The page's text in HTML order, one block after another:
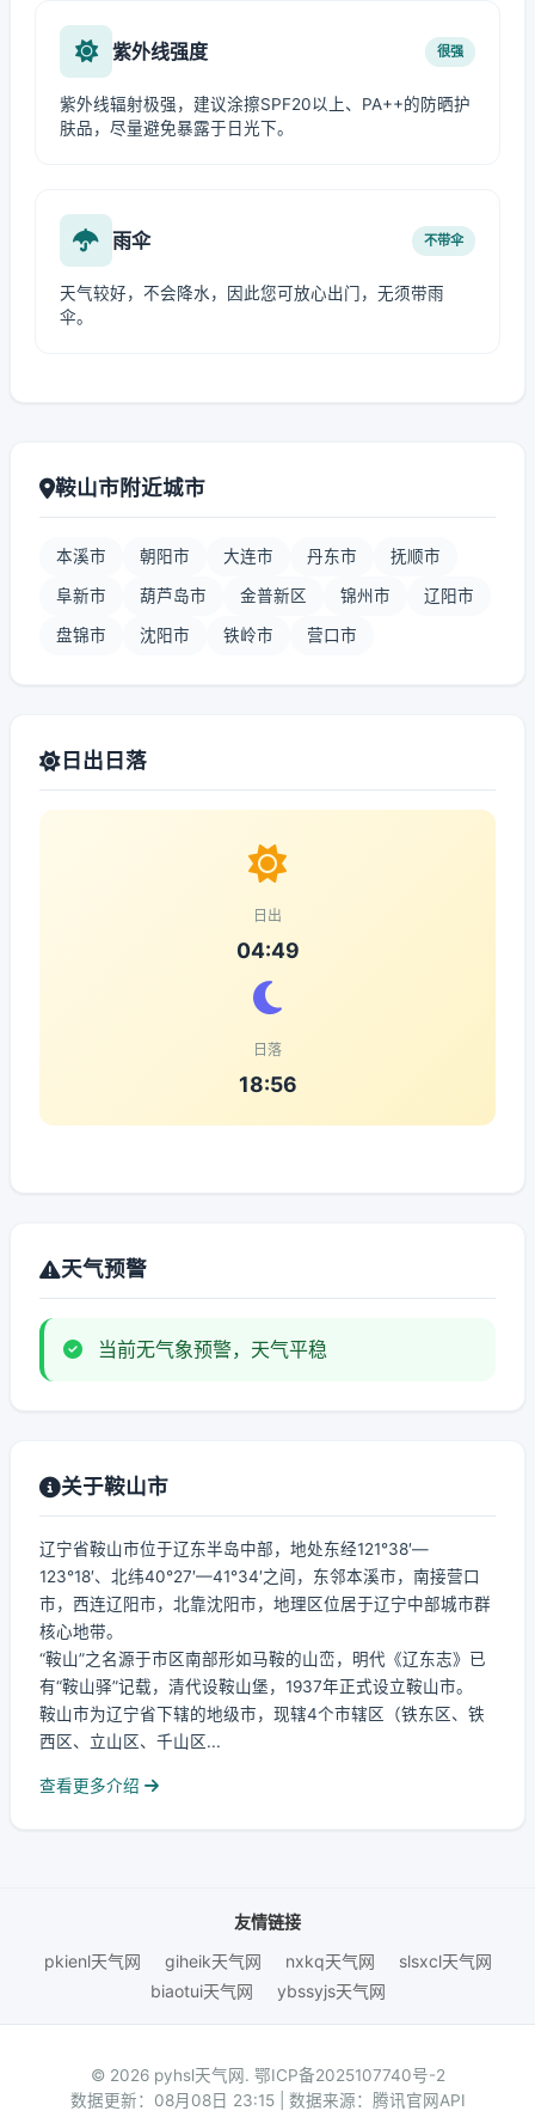
紫外线强度 很强
紫外线辐射极强，建议涂擦SPF20以上、PA++的防晒护
肤品，尽量避免暴露于日光下。
雨伞 不带伞
天气较好，不会降水，因此您可放心出门，无须带雨
伞。
鞍山市附近城市
本溪市 朝阳市 大连市 丹东市 抚顺市
阜新市 葫芦岛市 金普新区 锦州市 辽阳市
盘锦市 沈阳市 铁岭市 营口市
日出日落
日出
04:49
日落
18:56
天气预警
当前无气象预警，天气平稳
关于鞍山市
辽宁省鞍山市位于辽东半岛中部，地处东经121°38′—
123°18′、北纬40°27′—41°34′之间，东邻本溪市，南接营口
市，西连辽阳市，北靠沈阳市，地理区位居于辽宁中部城市群
核心地带。
“鞍山”之名源于市区南部形如马鞍的山峦，明代《辽东志》已
有“鞍山驿”记载，清代设鞍山堡，1937年正式设立鞍山市。
鞍山市为辽宁省下辖的地级市，现辖4个市辖区（铁东区、铁
西区、立山区、千山区...
查看更多介绍
友情链接
pkienl天气网
giheik天气网 nxkq天气网
slsxcl天气网
biaotui天气网
ybssyjs天气网
© 2026 pyhsl天气网. 鄂ICP备2025107740号-2
数据更新：08月08日 23:15 | 数据来源：腾讯官网API